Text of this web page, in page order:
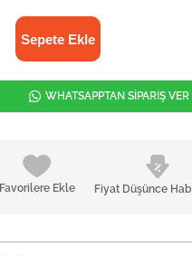
Favorilere Ekle Fiyat Düşünce
WHATSAPPTAN SİPARİŞ VER